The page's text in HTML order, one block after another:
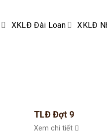
XKLĐ Đài Loan XKLĐ
TLĐ Đợt 9
Xem chi tiết